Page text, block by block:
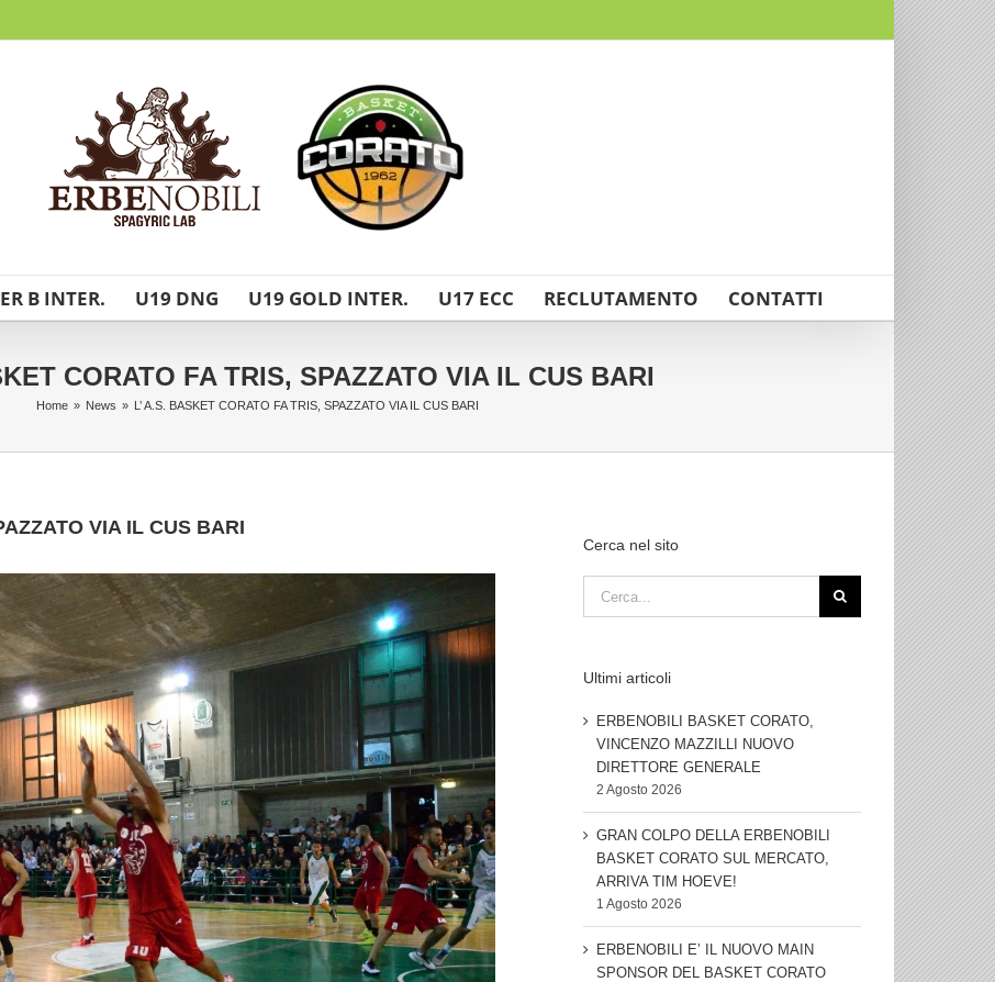
B INTER. U19 DNG U19 GOLD INTER. U17 ECC RECLUTAMENTO CONTATTI
CORATO FA TRIS, SPAZZATO VIA IL CUS BARI
Home » News » L’ A.S. BASKET CORATO FA TRIS, SPAZZATO VIA IL CUS BARI
VIA IL CUS BARI
Cerca nel sito
Ultimi articoli
ERBENOBILI BASKET CORATO,
VINCENZO MAZZILLI NUOVO
DIRETTORE GENERALE
2 Agosto 2026
GRAN COLPO DELLA ERBENOBILI
BASKET CORATO SUL MERCATO,
ARRIVA TIM HOEVE!
1 Agosto 2026
ERBENOBILI E’ IL NUOVO MAIN
SPONSOR DEL BASKET CORATO